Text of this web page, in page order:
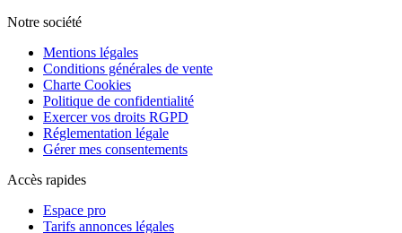
Notre société
Mentions légales
Conditions générales de vente
Charte Cookies
Politique de confidentialité
Exercer vos droits RGPD
Réglementation légale
Gérer mes consentements
Accès rapides
Espace pro
Tarifs annonces légales